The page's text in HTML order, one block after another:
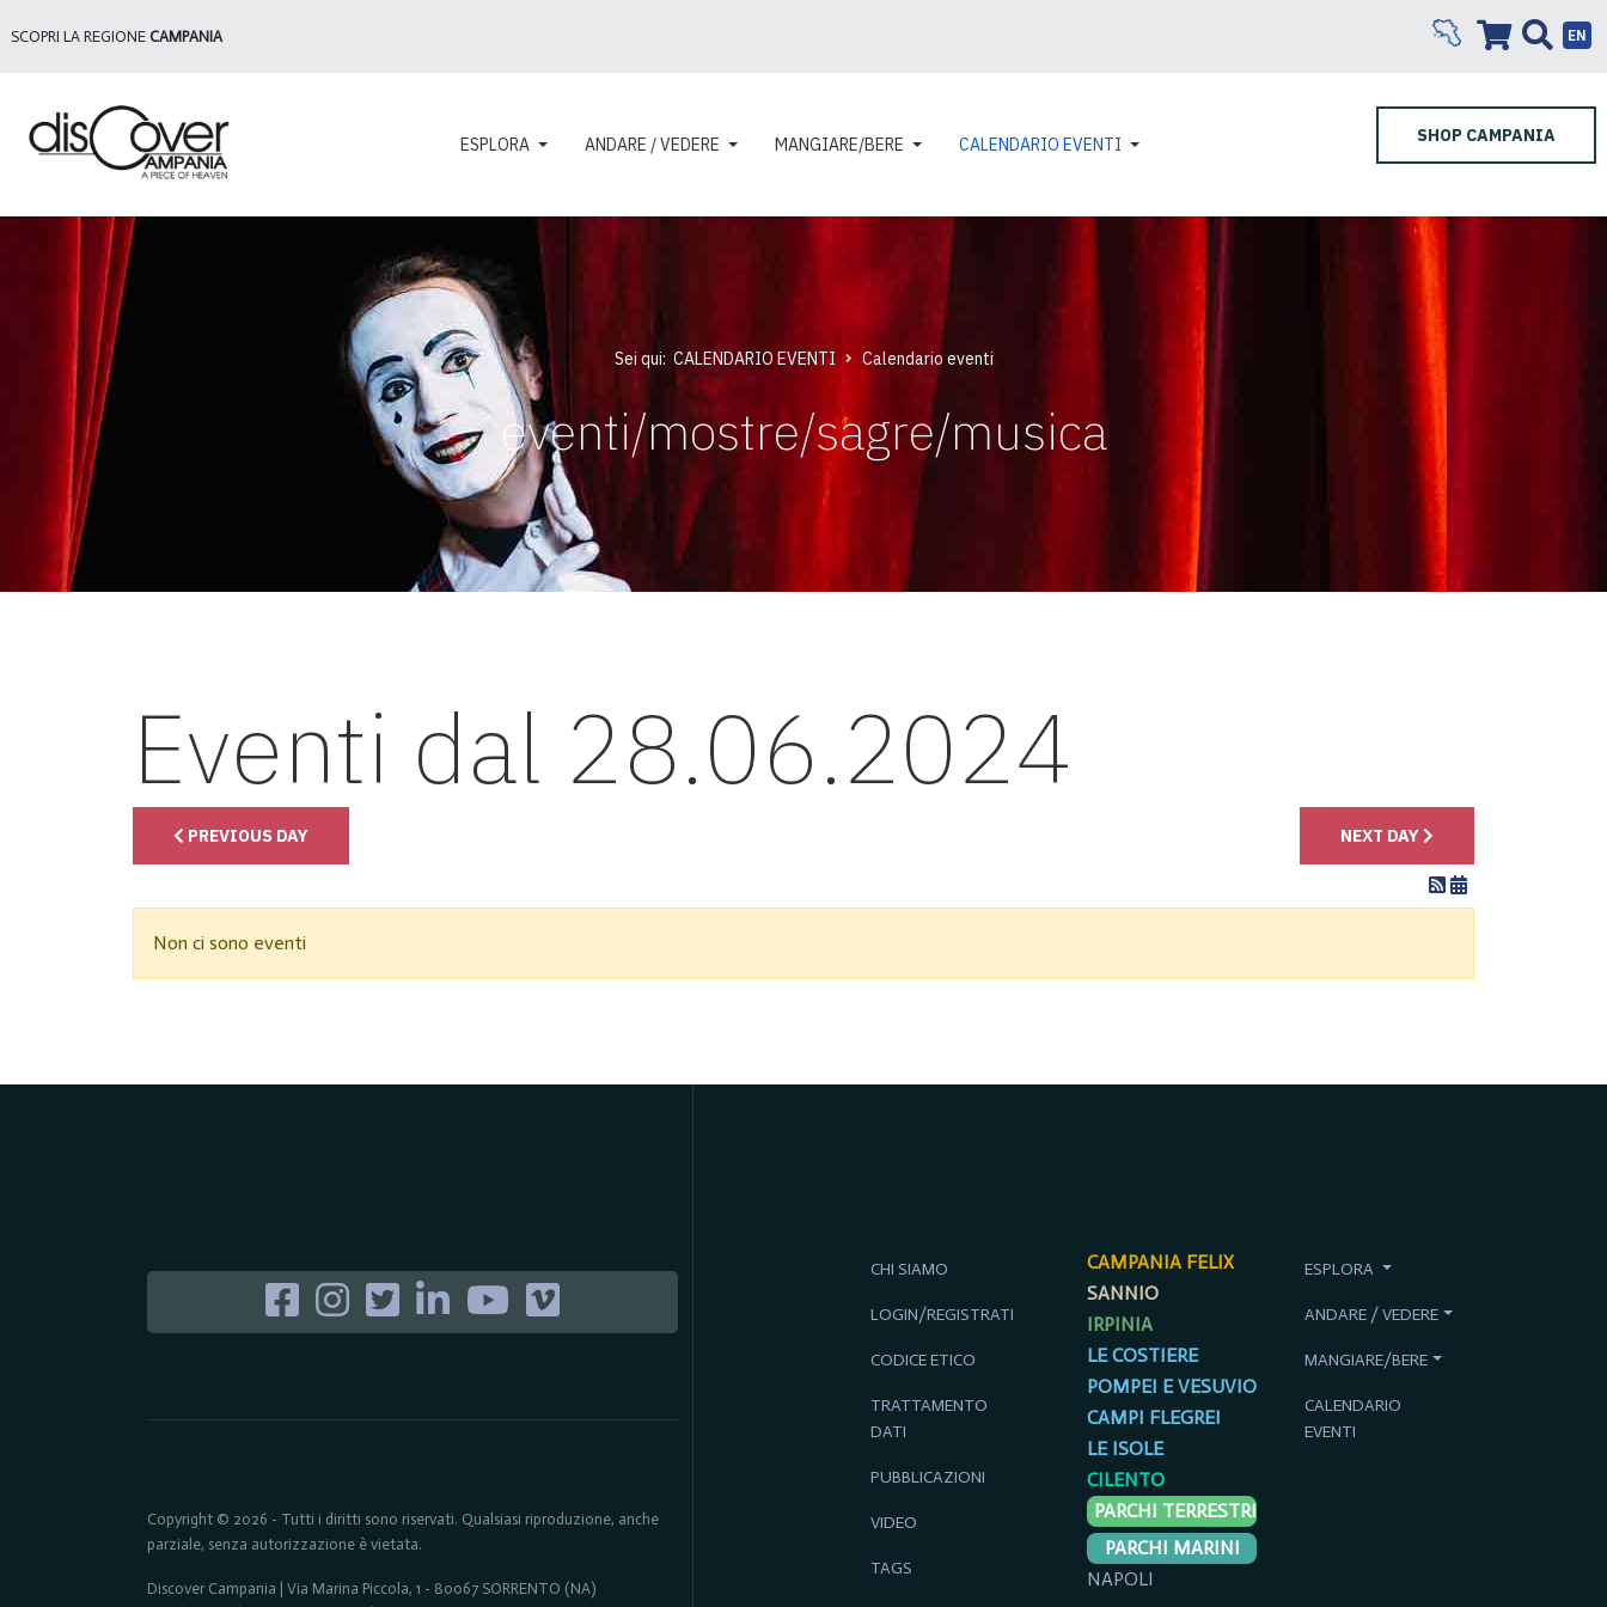
SCOPRI LA REGIONE CAMPANIA EN
ESPLORA ANDARE / VEDERE MANGIARE/BERE CALENDARIO EVENTI SHOP CAMPANIA
Sei qui: CALENDARIO EVENTI Calendario eventi
eventi/mostre/sagre/musica
Eventi dal 28.06.2024
PREVIOUS DAY NEXT DAY
Non ci sono eventi
Copyright © 2026 - Tutti i diritti sono riservati. Qualsiasi riproduzione, anche
parziale, senza autorizzazione è vietata.
Discover Campania | Via Marina Piccola, 1 - 80067 SORRENTO (NA)
CHI SIAMO
LOGIN/REGISTRATI
CODICE ETICO
TRATTAMENTO
DATI
PUBBLICAZIONI
VIDEO
TAGS
CAMPANIA FELIX
SANNIO
IRPINIA
LE COSTIERE
POMPEI E VESUVIO
CAMPI FLEGREI
LE ISOLE
CILENTO
PARCHI TERRESTRI
PARCHI MARINI
NAPOLI
ESPLORA
ANDARE / VEDERE
MANGIARE/BERE
CALENDARIO
EVENTI